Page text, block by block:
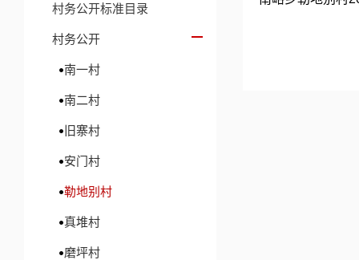
村务公开标准目录
村务公开
南一村
南二村
旧寨村
安门村
勒地别村
真堆村
磨坪村